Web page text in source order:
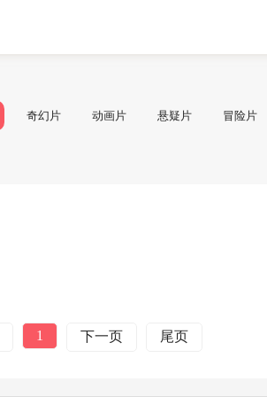
奇幻片 动画片 悬疑片 冒险片
1 下一页 尾页